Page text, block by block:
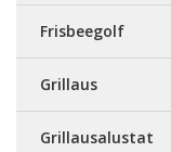
Frisbeegolf
Grillaus
Grillausalustat